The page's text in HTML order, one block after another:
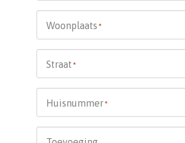
Woonplaats *
Straat *
Huisnummer*